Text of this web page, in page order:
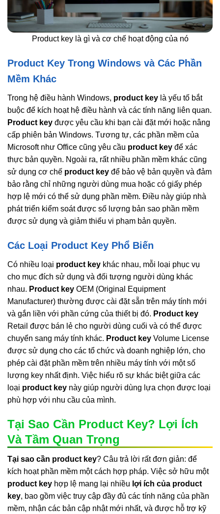
Product key là gì và cơ chế hoạt động của nó
Product Key Trong Windows và Các Phần
Mềm Khác
Trong hệ điều hành Windows, product key là yếu tố bắt
buộc để kích hoạt hệ điều hành và các tính năng liên quan.
Product key được yêu cầu khi bạn cài đặt mới hoặc nâng
cấp phiên bản Windows. Tương tự, các phần mềm của
Microsoft như Office cũng yêu cầu product key để xác
thực bản quyền. Ngoài ra, rất nhiều phần mềm khác cũng
sử dụng cơ chế product key để bảo vệ bản quyền và đảm
bảo rằng chỉ những người dùng mua hoặc có giấy phép
hợp lệ mới có thể sử dụng phần mềm. Điều này giúp nhà
phát triển kiểm soát được số lượng bản sao phần mềm
được sử dụng và giảm thiểu vi phạm bản quyền.
Các Loại Product Key Phổ Biến
Có nhiều loại product key khác nhau, mỗi loại phục vụ
cho mục đích sử dụng và đối tượng người dùng khác
nhau. Product key OEM (Original Equipment
Manufacturer) thường được cài đặt sẵn trên máy tính mới
và gắn liền với phần cứng của thiết bị đó. Product key
Retail được bán lẻ cho người dùng cuối và có thể được
chuyển sang máy tính khác. Product key Volume License
được sử dụng cho các tổ chức và doanh nghiệp lớn, cho
phép cài đặt phần mềm trên nhiều máy tính với một số
lượng key nhất định. Việc hiểu rõ sự khác biệt giữa các
loại product key này giúp người dùng lựa chọn được loại
phù hợp với nhu cầu của mình.
Tại Sao Cần Product Key? Lợi Ích
Và Tầm Quan Trọng
Tại sao cần product key? Câu trả lời rất đơn giản: để
kích hoạt phần mềm một cách hợp pháp. Việc sở hữu một
product key hợp lệ mang lại nhiều lợi ích của product
key, bao gồm việc truy cập đầy đủ các tính năng của phần
mềm, nhận các bản cập nhật mới nhất, và được hỗ trợ kỹ